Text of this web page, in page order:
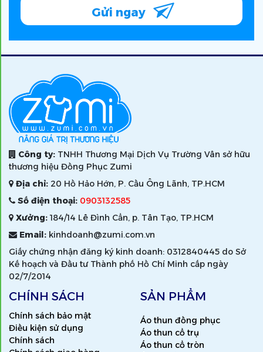
Gửi ngay
Công ty: TNHH Thương Mại Dịch Vụ Trường Vân sở hữu
thương hiệu Đồng Phục Zumi
Địa chỉ: 20 Hồ Hảo Hớn, P. Cầu Ông Lãnh, TP.HCM
Số điện thoại: 0903132585
Xưởng:184/14 Lê Đình Cẩn, p. Tân Tạo, TP.HCM
Email: kinhdoanh@zumi.com.vn
Giấy chứng nhận đăng ký kinh doanh: 0312840445 do Sở
Kế hoạch và Đầu tư Thành phố Hồ Chí Minh cấp ngày
02/7/2014
CHÍNH SÁCH
Chính sách bảo mật
Điều kiện sử dụng
Chính sách
SẢN PHẨM
Áo thun đồng phục
Áo thun cổ trụ
Áo thun cổ tròn